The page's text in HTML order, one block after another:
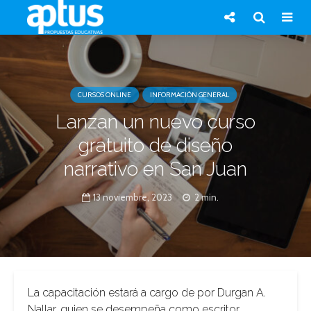
CURSOS ONLINE INFORMACIÓN GENERAL
Lanzan un nuevo curso
gratuito de diseño
narrativo en San Juan
13 noviembre, 2023 2 min.
La capacitación estará a cargo de por Durgan A.